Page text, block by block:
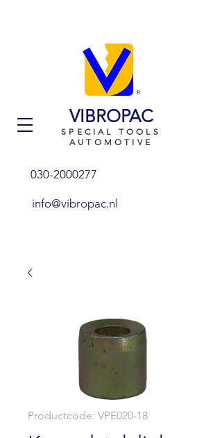
VIBROPAC
SPECIAL TOOLS
AUTOMOTIVE
030-2000277
info@vibropac.nl
Productcode: VPE020-18